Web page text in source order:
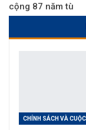
cộng 87 năm tù